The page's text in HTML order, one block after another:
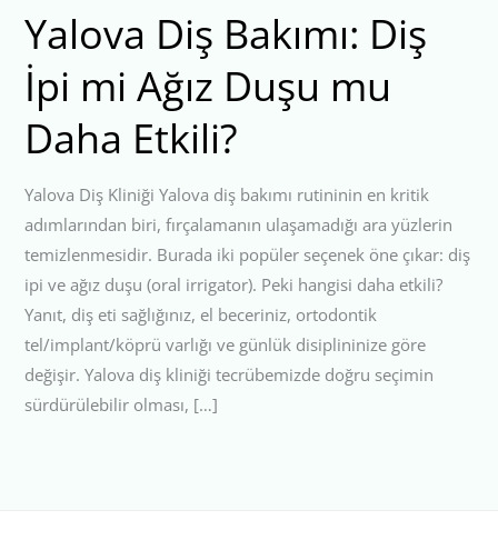
Yalova Diş Bakımı: Diş
İpi mi Ağız Duşu mu
Daha Etkili?
Yalova Diş Kliniği Yalova diş bakımı rutininin en kritik
adımlarından biri, fırçalamanın ulaşamadığı ara yüzlerin
temizlenmesidir. Burada iki popüler seçenek öne çıkar: diş
ipi ve ağız duşu (oral irrigator). Peki hangisi daha etkili?
Yanıt, diş eti sağlığınız, el beceriniz, ortodontik
tel/implant/köprü varlığı ve günlük disiplininize göre
değişir. Yalova diş kliniği tecrübemizde doğru seçimin
sürdürülebilir olması, […]